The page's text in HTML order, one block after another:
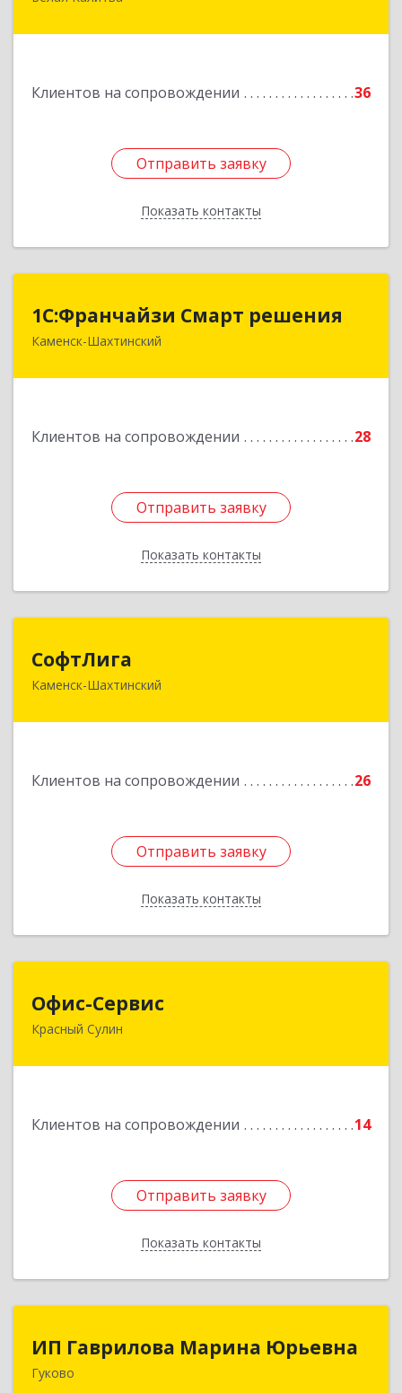
Клиентов на сопровождении 36
Отправить заявку
Показать контакты
Отправить заявку
Назад
1С:Франчайзи Смарт решения
Каменск-Шахтинский
Клиентов на сопровождении 28
Отправить заявку
Показать контакты
1С:Франчайзи Смарт решения
347800, Ростовская обл, Каменск-Шахтинский г,
Отправить заявку
Назад
СофтЛига
Каменск-Шахтинский
Клиентов на сопровождении 26
Отправить заявку
Показать контакты
347800, Ростовская обл, Каменск-Шахтинский г,
Отправить заявку
Назад
Офис-Сервис
Красный Сулин
Клиентов на сопровождении 14
Отправить заявку
Показать контакты
346350, Ростовская обл, р-н Красносулинский,
Отправить заявку
Назад
ИП Гаврилова Марина Юрьевна
Гуково